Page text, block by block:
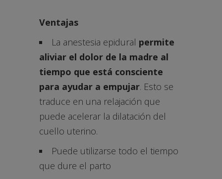
Ventajas
La anestesia epidural permite
aliviar el dolor de la madre al
tiempo que está consciente
para ayudar a empujar. Esto se
traduce en una relajación que
puede acelerar la dilatación del
cuello uterino.
Puede utilizarse todo el tiempo
que dure el parto